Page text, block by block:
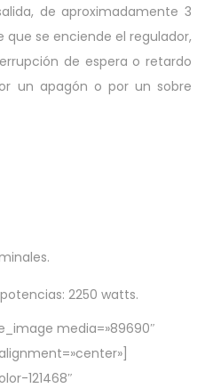
de aproximadamente 3
se enciende el regulador,
de espera o retardo
un apagón o por un sobre
2250 watts.
media=»89690″
121468″